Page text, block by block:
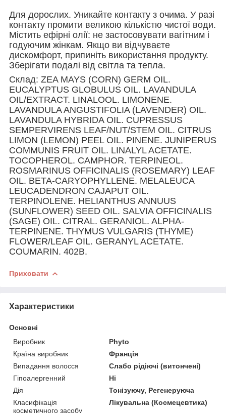
Для дорослих. Уникайте контакту з очима. У разі
контакту промити великою кількістю чистої води.
Містить ефірні олії: не застосовувати вагітним і
годуючим жінкам. Якщо ви відчуваєте
дискомфорт, припиніть використання продукту.
Зберігати подалі від світла та тепла.
Склад: ZEA MAYS (CORN) GERM OIL.
EUCALYPTUS GLOBULUS OIL. LAVANDULA
OIL/EXTRACT. LINALOOL. LIMONENE.
LAVANDULA ANGUSTIFOLIA (LAVENDER) OIL.
LAVANDULA HYBRIDA OIL. CUPRESSUS
SEMPERVIRENS LEAF/NUT/STEM OIL. CITRUS
LIMON (LEMON) PEEL OIL. PINENE. JUNIPERUS
COMMUNIS FRUIT OIL. LINALYL ACETATE.
TOCOPHEROL. CAMPHOR. TERPINEOL.
ROSMARINUS OFFICINALIS (ROSEMARY) LEAF
OIL. BETA-CARYOPHYLLENE. MELALEUCA
LEUCADENDRON CAJAPUT OIL.
TERPINOLENE. HELIANTHUS ANNUUS
(SUNFLOWER) SEED OIL. SALVIA OFFICINALIS
(SAGE) OIL. CITRAL. GERANIOL. ALPHA-
TERPINENE. THYMUS VULGARIS (THYME)
FLOWER/LEAF OIL. GERANYL ACETATE.
COUMARIN. 402B.
Приховати
Характеристики
Основні
Виробник
Phyto
Країна виробник
Франція
Випадання волосся
Слабо рідіючі (витончені)
Гіпоалергенний
Ні
Дія
Тонізуючу, Регенеруюча
Класифікація
косметичного засобу
Лікувальна (Космецевтика)